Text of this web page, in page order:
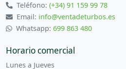
Teléfono:(+34) 91 159 99 78
Email: info@ventadeturbos.es
Whatsapp: 699 863 480
Horario comercial
Lunes a Jueves